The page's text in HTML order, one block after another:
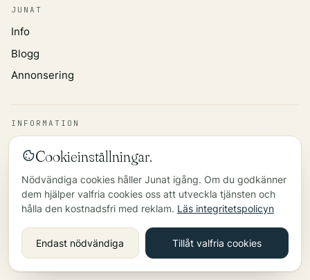
JUNAT
Info
Blogg
Annonsering
INFORMATION
Integritetspolicy
Kontakt
©2026
Cookieinställningar.
Nödvändiga cookies håller Junat igång. Om du godkänner
dem hjälper valfria cookies oss att utveckla tjänsten och
hålla den kostnadsfri med reklam. Läs integritetspolicyn
Endast nödvändiga Tillåt valfria cookies